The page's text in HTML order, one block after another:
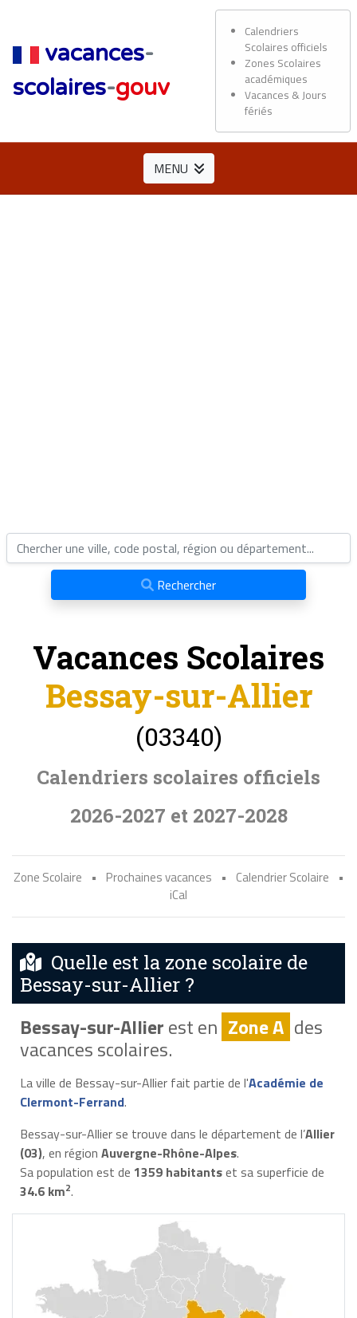
vacances-
scolaires-gouv
Calendriers
Scolaires officiels
Zones Scolaires
académiques
Vacances & Jours
fériés
MENU
Rechercher
Vacances Scolaires
Bessay-sur-Allier
(03340)
Calendriers scolaires officiels
2026-2027 et 2027-2028
Zone Scolaire • Prochaines vacances • Calendrier Scolaire
•
iCal
Quelle est la zone scolaire de
Bessay-sur-Allier ?
Bessay-sur-Allierest en Zone A des
vacances scolaires.
La ville de Bessay-sur-Allier fait partie de l'Académie de
Clermont-Ferrand.
Bessay-sur-Allier se trouve dans le département de l’Allier
(03), en région Auvergne-Rhône-Alpes.
Sa population est de 1359 habitantset sa superficie de
34.6 km2.